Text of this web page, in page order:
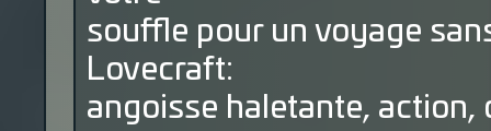
souffle pour un voyage
Lovecraft:
angoisse haletante,